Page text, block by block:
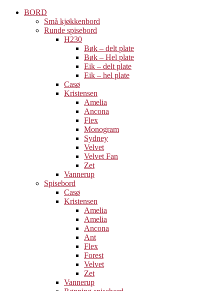
BORD
Små kjøkkenbord
Runde spisebord
H230
Bøk – delt plate
Bøk – Hel plate
Eik – delt plate
Eik – hel plate
Casø
Kristensen
Amelia
Ancona
Flex
Monogram
Sydney
Velvet
Velvet Fan
Zet
Vannerup
Spisebord
Casø
Kristensen
Amelia
Amelia
Ancona
Ant
Flex
Forest
Velvet
Zet
Vannerup